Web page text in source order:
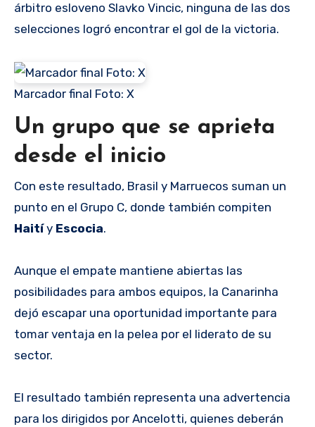
árbitro esloveno Slavko Vincic, ninguna de las dos
selecciones logró encontrar el gol de la victoria.
Marcador final Foto: X
Un grupo que se aprieta
desde el inicio
Con este resultado, Brasil y Marruecos suman un
punto en el Grupo C, donde también compiten
Haitíy Escocia.
Aunque el empate mantiene abiertas las
posibilidades para ambos equipos, la Canarinha
dejó escapar una oportunidad importante para
tomar ventaja en la pelea por el liderato de su
sector.
El resultado también representa una advertencia
para los dirigidos por Ancelotti, quienes deberán